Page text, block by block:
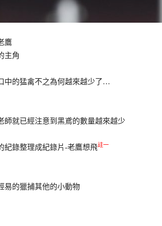
鷹
主角
中的猛禽不之為何越來越少了…
師就已經注意到黑鳶的數量越來越少
紀錄整理成紀錄片-老鷹想飛註一
易的獵捕其他的小動物